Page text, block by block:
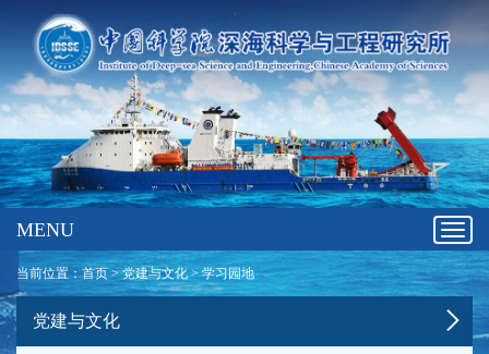
MENU
当前位置：首页 >党建与文化>学习园地
党建与文化